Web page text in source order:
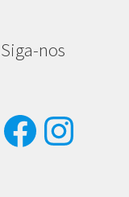
Siga-nos
Facebook